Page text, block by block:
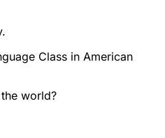
Class in American
world?